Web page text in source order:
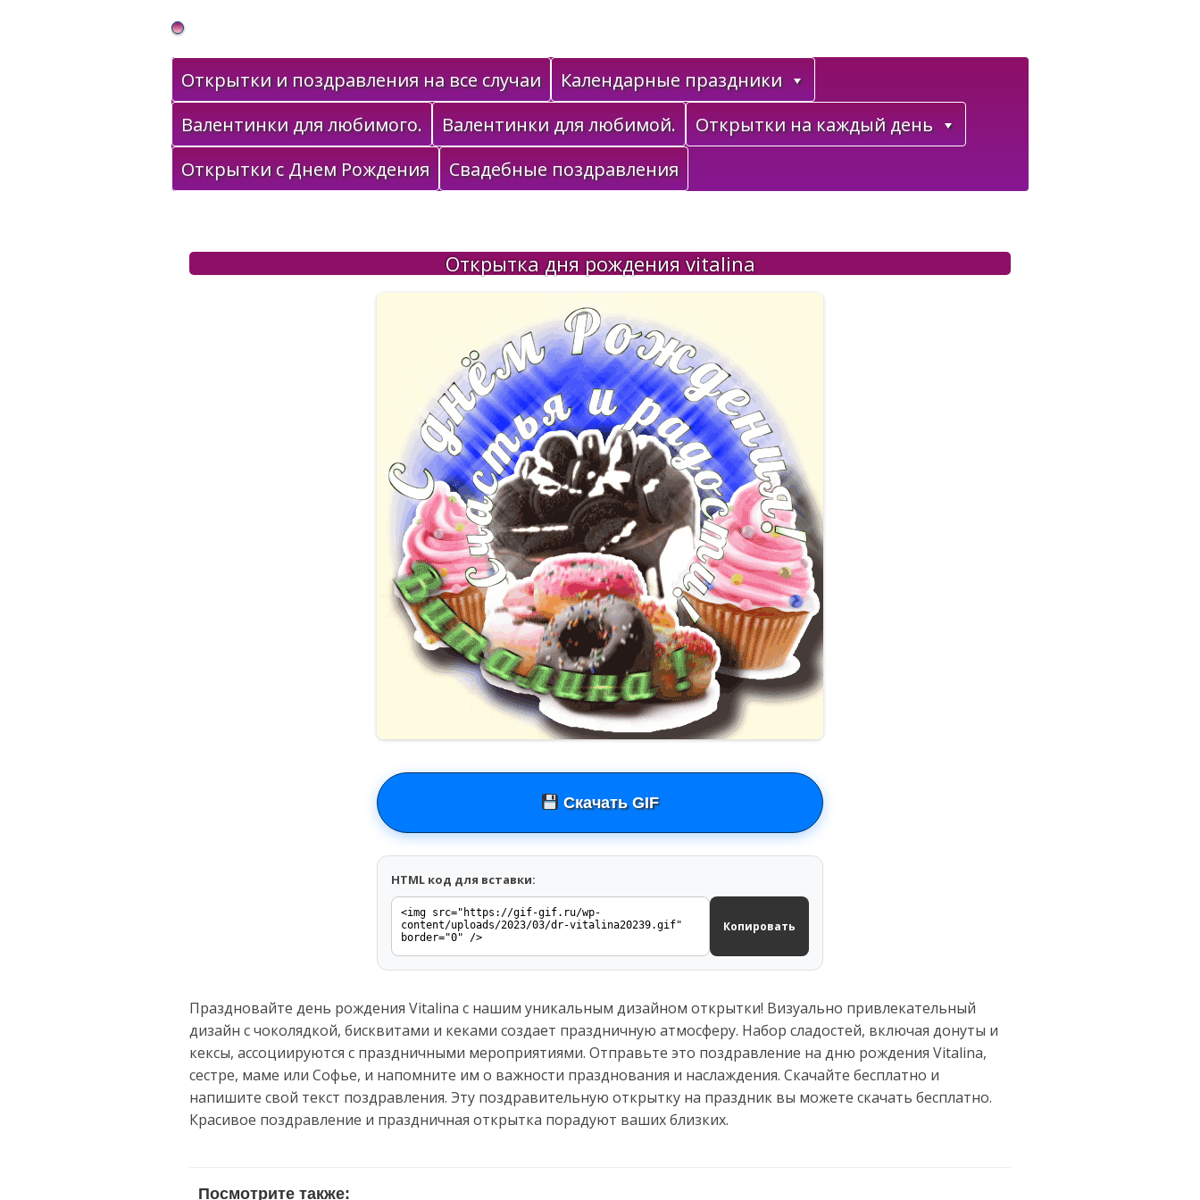
Gif Открытки в подарок
Открытки и поздравления на все случаи
Календарные праздники
Валентинки для любимого.
Валентинки для любимой.
Открытки на каждый день
Открытки с Днем Рождения
Свадебные поздравления
Открытка дня рождения vitalina
Скачать GIF
HTML код для вставки:
Копировать
Праздновайте день рождения Vitalina с нашим уникальным дизайном открытки! Визуально привлекательный
дизайн с чоколядкой, бисквитами и кеками создает праздничную атмосферу. Набор сладостей, включая донуты и
кексы, ассоциируются с праздничными мероприятиями. Отправьте это поздравление на дню рождения Vitalina,
сестре, маме или Софье, и напомните им о важности празднования и наслаждения. Скачайте бесплатно и
напишите свой текст поздравления. Эту поздравительную открытку на праздник вы можете скачать бесплатно.
Красивое поздравление и праздничная открытка порадуют ваших близких.
Посмотрите также: